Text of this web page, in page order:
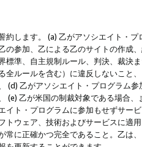
約します。 (a) 乙がアソシエイト・
の参加、乙による乙のサイトの作成
標準、自主規制ルール、判決、裁決
全ルールを含む）に違反しないこと
(d) 乙がアソシエイト・プログラム
(e) 乙が米国の制裁対象である場合
イト・プログラムに参加もせずサー
トウェア、技術およびサービスに適
常に正確かつ完全であること。乙は